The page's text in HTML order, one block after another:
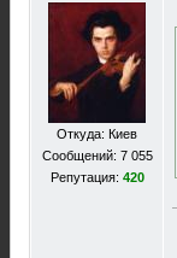
Откуда: Киев
Сообщений: 7 055
Репутация: 420